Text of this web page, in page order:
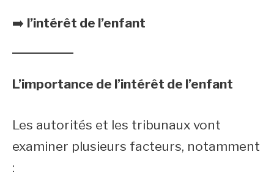
➡️ l’intérêt de l’enfant
L’importance de l’intérêt de l’enfant
Les autorités et les tribunaux vont
examiner plusieurs facteurs, notamment
: